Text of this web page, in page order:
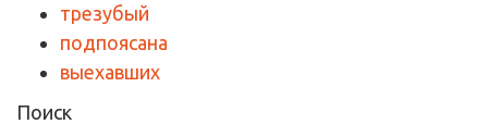
трезубый
подпоясана
выехавших
Поиск